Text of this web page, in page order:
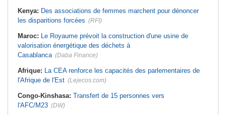
Kenya: Des associations de femmes marchent pour dénoncer
les disparitions forcées (RFI)
Maroc: Le Royaume prévoit la construction d'une usine de
valorisation énergétique des déchets à
Casablanca (Daba Finance)
Afrique: La CEA renforce les capacités des parlementaires de
l'Afrique de l'Est (Lejecos.com)
Congo-Kinshasa: Transfert de 15 personnes vers
l'AFC/M23 (DW)